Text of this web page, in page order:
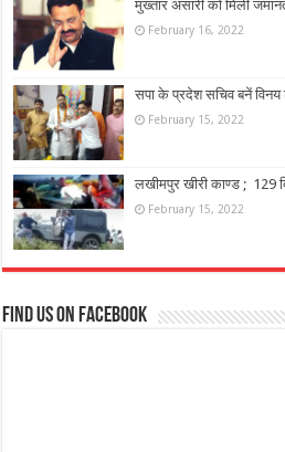
मुख्तार अंसारी को मिली
February 16, 2022
सपा के प्रदेश सचिव बनें विनय
February 15, 2022
लखीमपुर खीरी काण्ड ; 129
February 15, 2022
Find us on Facebook